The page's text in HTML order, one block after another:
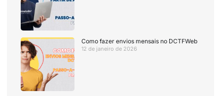
Como fazer envios mensais no DCTFWeb
12 de janeiro de 2026